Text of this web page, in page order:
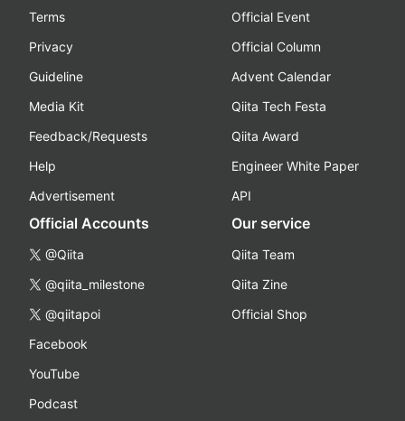
Terms
Privacy
Guideline
Media Kit
Feedback/Requests
Help
Advertisement
Official Event
Official Column
Advent Calendar
Qiita Tech Festa
Qiita Award
Engineer White Paper
API
Official Accounts
@Qiita
@qiita_milestone
@qiitapoi
Facebook
YouTube
Podcast
Our service
Qiita Team
Qiita Zine
Official Shop